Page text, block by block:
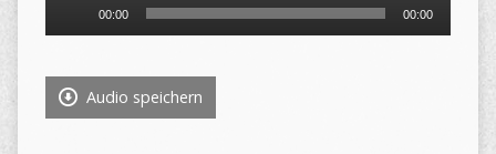
00:00 00:00
Audio speichern